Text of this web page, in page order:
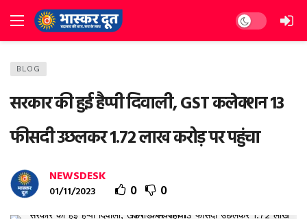
Dark mode
BLOG
सरकार की हुई हैप्‍पी दिवाली, GST कलेक्‍शन 13
फीसदी उछलकर 1.72 लाख करोड़ पर पहुंचा
NEWSDESK
01/11/2023 0 0